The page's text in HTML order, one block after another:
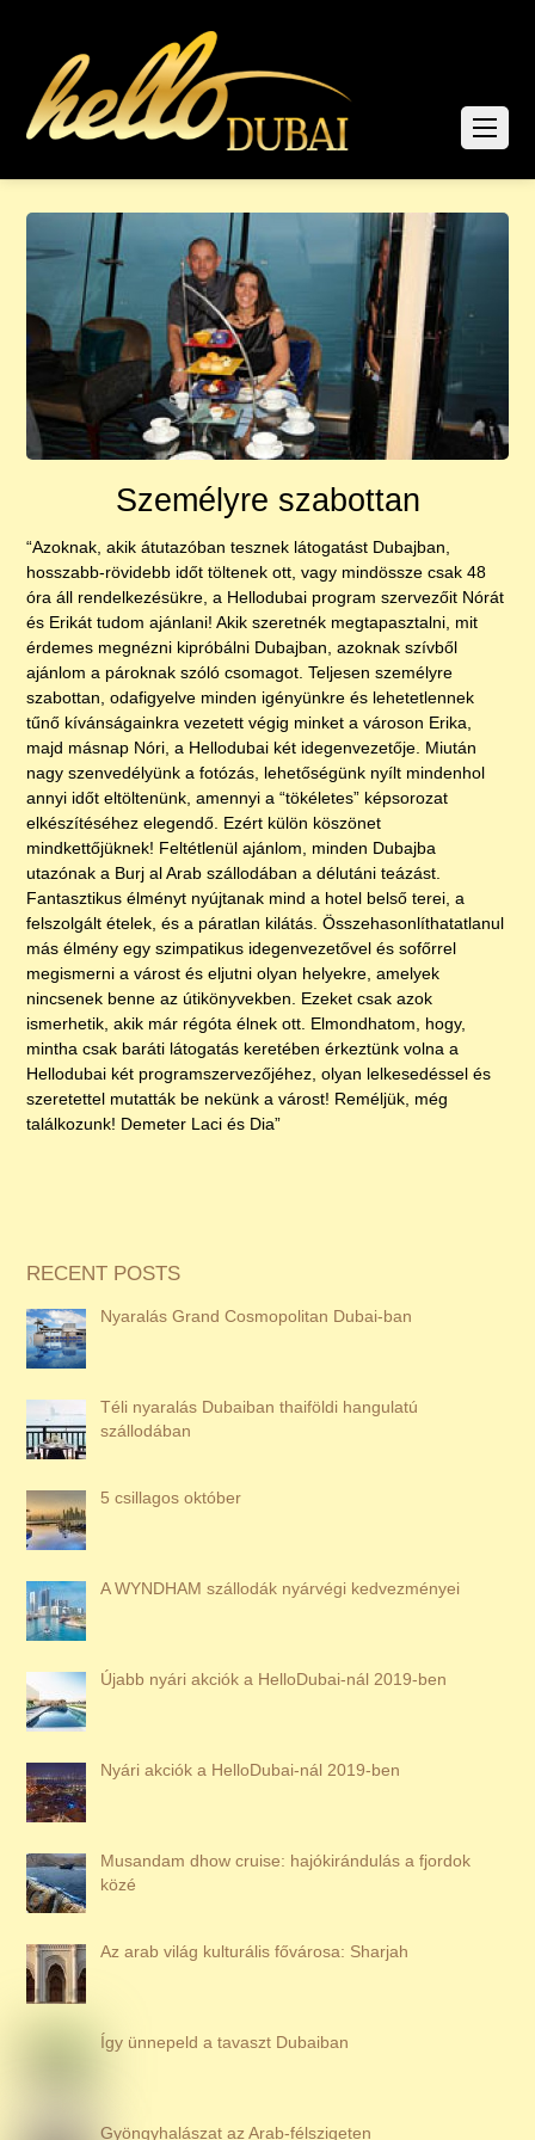
Személyre szabottan
“Azoknak, akik átutazóban tesznek látogatást Dubajban,
hosszabb-rövidebb időt töltenek ott, vagy mindössze csak 48
óra áll rendelkezésükre, a Hellodubai program szervezőit Nórát
és Erikát tudom ajánlani! Akik szeretnék megtapasztalni, mit
érdemes megnézni kipróbálni Dubajban, azoknak szívből
ajánlom a pároknak szóló csomagot. Teljesen személyre
szabottan, odafigyelve minden igényünkre és lehetetlennek
tűnő kívánságainkra vezetett végig minket a városon Erika,
majd másnap Nóri, a Hellodubai két idegenvezetője. Miután
nagy szenvedélyünk a fotózás, lehetőségünk nyílt mindenhol
annyi időt eltöltenünk, amennyi a “tökéletes” képsorozat
elkészítéséhez elegendő. Ezért külön köszönet
mindkettőjüknek! Feltétlenül ajánlom, minden Dubajba
utazónak a Burj al Arab szállodában a délutáni teázást.
Fantasztikus élményt nyújtanak mind a hotel belső terei, a
felszolgált ételek, és a páratlan kilátás. Összehasonlíthatatlanul
más élmény egy szimpatikus idegenvezetővel és sofőrrel
megismerni a várost és eljutni olyan helyekre, amelyek
nincsenek benne az útikönyvekben. Ezeket csak azok
ismerhetik, akik már régóta élnek ott. Elmondhatom, hogy,
mintha csak baráti látogatás keretében érkeztünk volna a
Hellodubai két programszervezőjéhez, olyan lelkesedéssel és
szeretettel mutatták be nekünk a várost! Reméljük, még
találkozunk! Demeter Laci és Dia”
RECENT POSTS
Nyaralás Grand Cosmopolitan Dubai-ban
Téli nyaralás Dubaiban thaiföldi hangulatú
szállodában
5 csillagos október
A WYNDHAM szállodák nyárvégi kedvezményei
Újabb nyári akciók a HelloDubai-nál 2019-ben
Nyári akciók a HelloDubai-nál 2019-ben
Musandam dhow cruise: hajókirándulás a fjordok
közé
Az arab világ kulturális fővárosa: Sharjah
Így ünnepeld a tavaszt Dubaiban
Gyöngyhalászat az Arab-félszigeten